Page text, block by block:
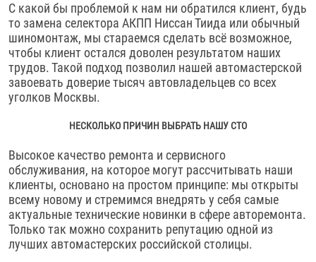
С какой бы проблемой к нам ни обратился клиент, будь
то замена селектора АКПП Ниссан Тиида или обычный
шиномонтаж, мы стараемся сделать всё возможное,
чтобы клиент остался доволен результатом наших
трудов. Такой подход позволил нашей автомастерской
завоевать доверие тысяч автовладельцев со всех
уголков Москвы.
НЕСКОЛЬКО ПРИЧИН ВЫБРАТЬ НАШУ СТО
Высокое качество ремонта и сервисного
обслуживания, на которое могут рассчитывать наши
клиенты, основано на простом принципе: мы открыты
всему новому и стремимся внедрять у себя самые
актуальные технические новинки в сфере авторемонта.
Только так можно сохранить репутацию одной из
лучших автомастерских российской столицы.